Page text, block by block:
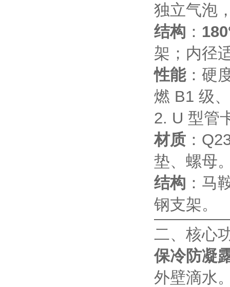
独立气泡
结构 ：
架；内径
性能：硬
燃 B1 级
2. U 型管
材质 ：
垫、螺母
结构 ：马
钢支架。
二、核心
保冷防凝
外壁滴水